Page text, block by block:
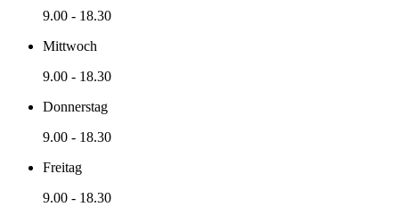
9.00 - 18.30
Mittwoch
9.00 - 18.30
Donnerstag
9.00 - 18.30
Freitag
9.00 - 18.30